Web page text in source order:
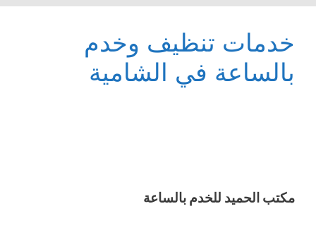
خدمات تنظيف وخدم
بالساعة في الشامية
مكتب الحميد للخدم بالساعة